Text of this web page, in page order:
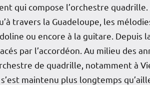
qui compose l’orchestre quadrille.
travers la Guadeloupe, les
ou encore à la guitare. Depuis
par l’accordéon. Au milieu des
de quadrille, notamment à
maintenu plus longtemps